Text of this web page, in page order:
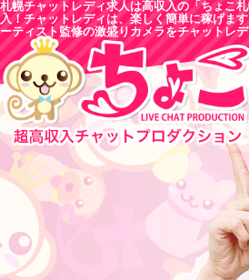
札幌チャットレディ求人は高収入の「ちょこ
入！チャットレディは、楽しく簡単に稼げま
ーティスト監修の激盛りカメラをチャットレ